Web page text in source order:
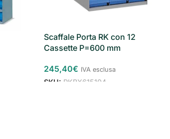
Scaffale Porta RK con 12
Cassette P=600 mm
245,40€ IVA esclusa
SKU: RKBX615104